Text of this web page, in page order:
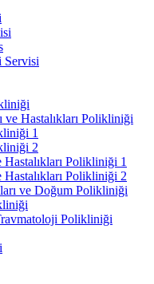
Servisi
ve Hastalıkları Polikliniği
1
2
Hastalıkları Polikliniği 1
Hastalıkları Polikliniği 2
ve Doğum Polikliniği
Polikliniği